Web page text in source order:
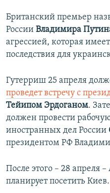
Британский премьер
России Владимира
агрессией, которая
последствия для
Гутерриш 25 апреля
проведет встречу с
Тейипом Эрдоганом.
должен провести
иностранных дел России
президентом РФ
После этого – 28 апреля
планирует посетить Киев.